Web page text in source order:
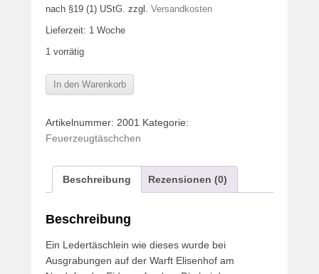
nach §19 (1) UStG. zzgl. Versandkosten
Lieferzeit: 1 Woche
1 vorrätig
Ledertasche
zur
von
Feuerzeug
Menge
In den Warenkorb
Artikelnummer: 2001 Kategorie:
Feuerzeugtäschchen
Beschreibung Rezensionen (0)
Beschreibung
Ein Ledertäschlein wie dieses wurde bei
Ausgrabungen auf der Warft Elisenhof am